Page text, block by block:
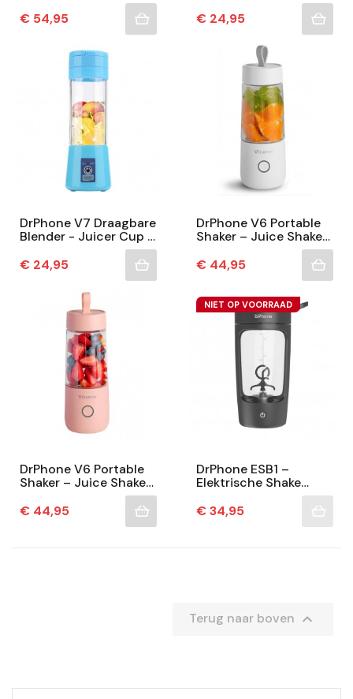
Waterfles - Waterstof
Waterbeker - 420ML –
Waterstof...
Prijs
€ 54,95
Fruitmix Met 2000
MAh Batterij - 380ml –
Prijs
€ 24,95
DrPhone V7 Draagbare
Blender - Juicer Cup –
Fruitmix Met 2000
MAh Accu - 380ml -
180W – Blauw
Prijs
€ 24,95
DrPhone V6 Portable
Shaker – Juice Shaker
– Mixer – Drink En
Shake – On The Go –
Gym - Shaker –...
Prijs
€ 44,95
DrPhone V6 Portable
Shaker – Juice Shaker
– Mixer – Drink En
Shake – On The Go –
Gym - Shaker –...
Prijs
€ 44,95
NIET OP VOORRAAD
DrPhone ESB1 –
Elektrische Shake
7000 RPM - 7,4 W
Krachtige Motor –
Prijs
€ 34,95
Terug naar boven 